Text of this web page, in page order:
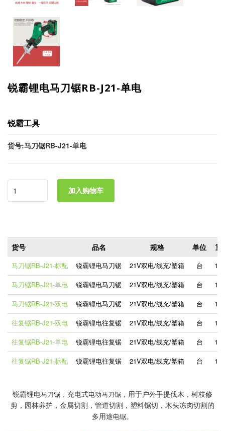
锐霸锂电马刀锯RB-J21-单电
锐霸工具
货号:马刀锯RB-J21-单电
加入购物车
货号 品名 规格 单位 重
马刀锯RB-J21-标配 锐霸锂电马刀锯 21V双电/线充/塑箱 台
马刀锯RB-J21-单电
锐霸锂电马刀锯 21V双电/线充/塑箱 台
马刀锯RB-J21-双电
锐霸锂电马刀锯 21V双电/线充/塑箱 台
往复锯RB-J21-双电
锐霸锂电往复锯 21V双电/线充/塑箱 台
往复锯RB-J21-单电
锐霸锂电往复锯 21V双电/线充/塑箱 台
往复锯RB-J21-标配
锐霸锂电往复锯 21V双电/线充/塑箱 台
锐霸锂电马刀锯 ，充电式电动马刀锯 ，用于户外手提伐木，树枝修
剪，园林养护，金属切割，管道切割，塑料锯切，木头冻肉切割的
多用途电锯。